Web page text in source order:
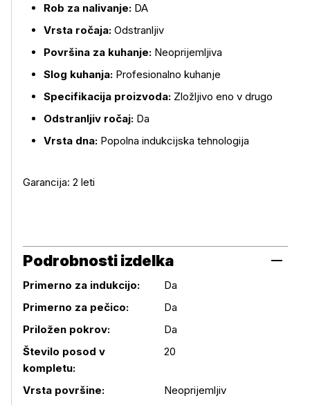
Rob za nalivanje: DA
Vrsta ročaja: Odstranljiv
Površina za kuhanje: Neoprijemljiva
Slog kuhanja: Profesionalno kuhanje
Specifikacija proizvoda: Zložljivo eno v drugo
Odstranljiv ročaj: Da
Vrsta dna: Popolna indukcijska tehnologija
Garancija: 2 leti
Podrobnosti izdelka
Podrobnosti izdelka
Primerno za indukcijo:
Da
Primerno za pečico:
Da
Priložen pokrov:
Da
Število posod v
kompletu:
20
Vrsta površine:
Neoprijemljiv